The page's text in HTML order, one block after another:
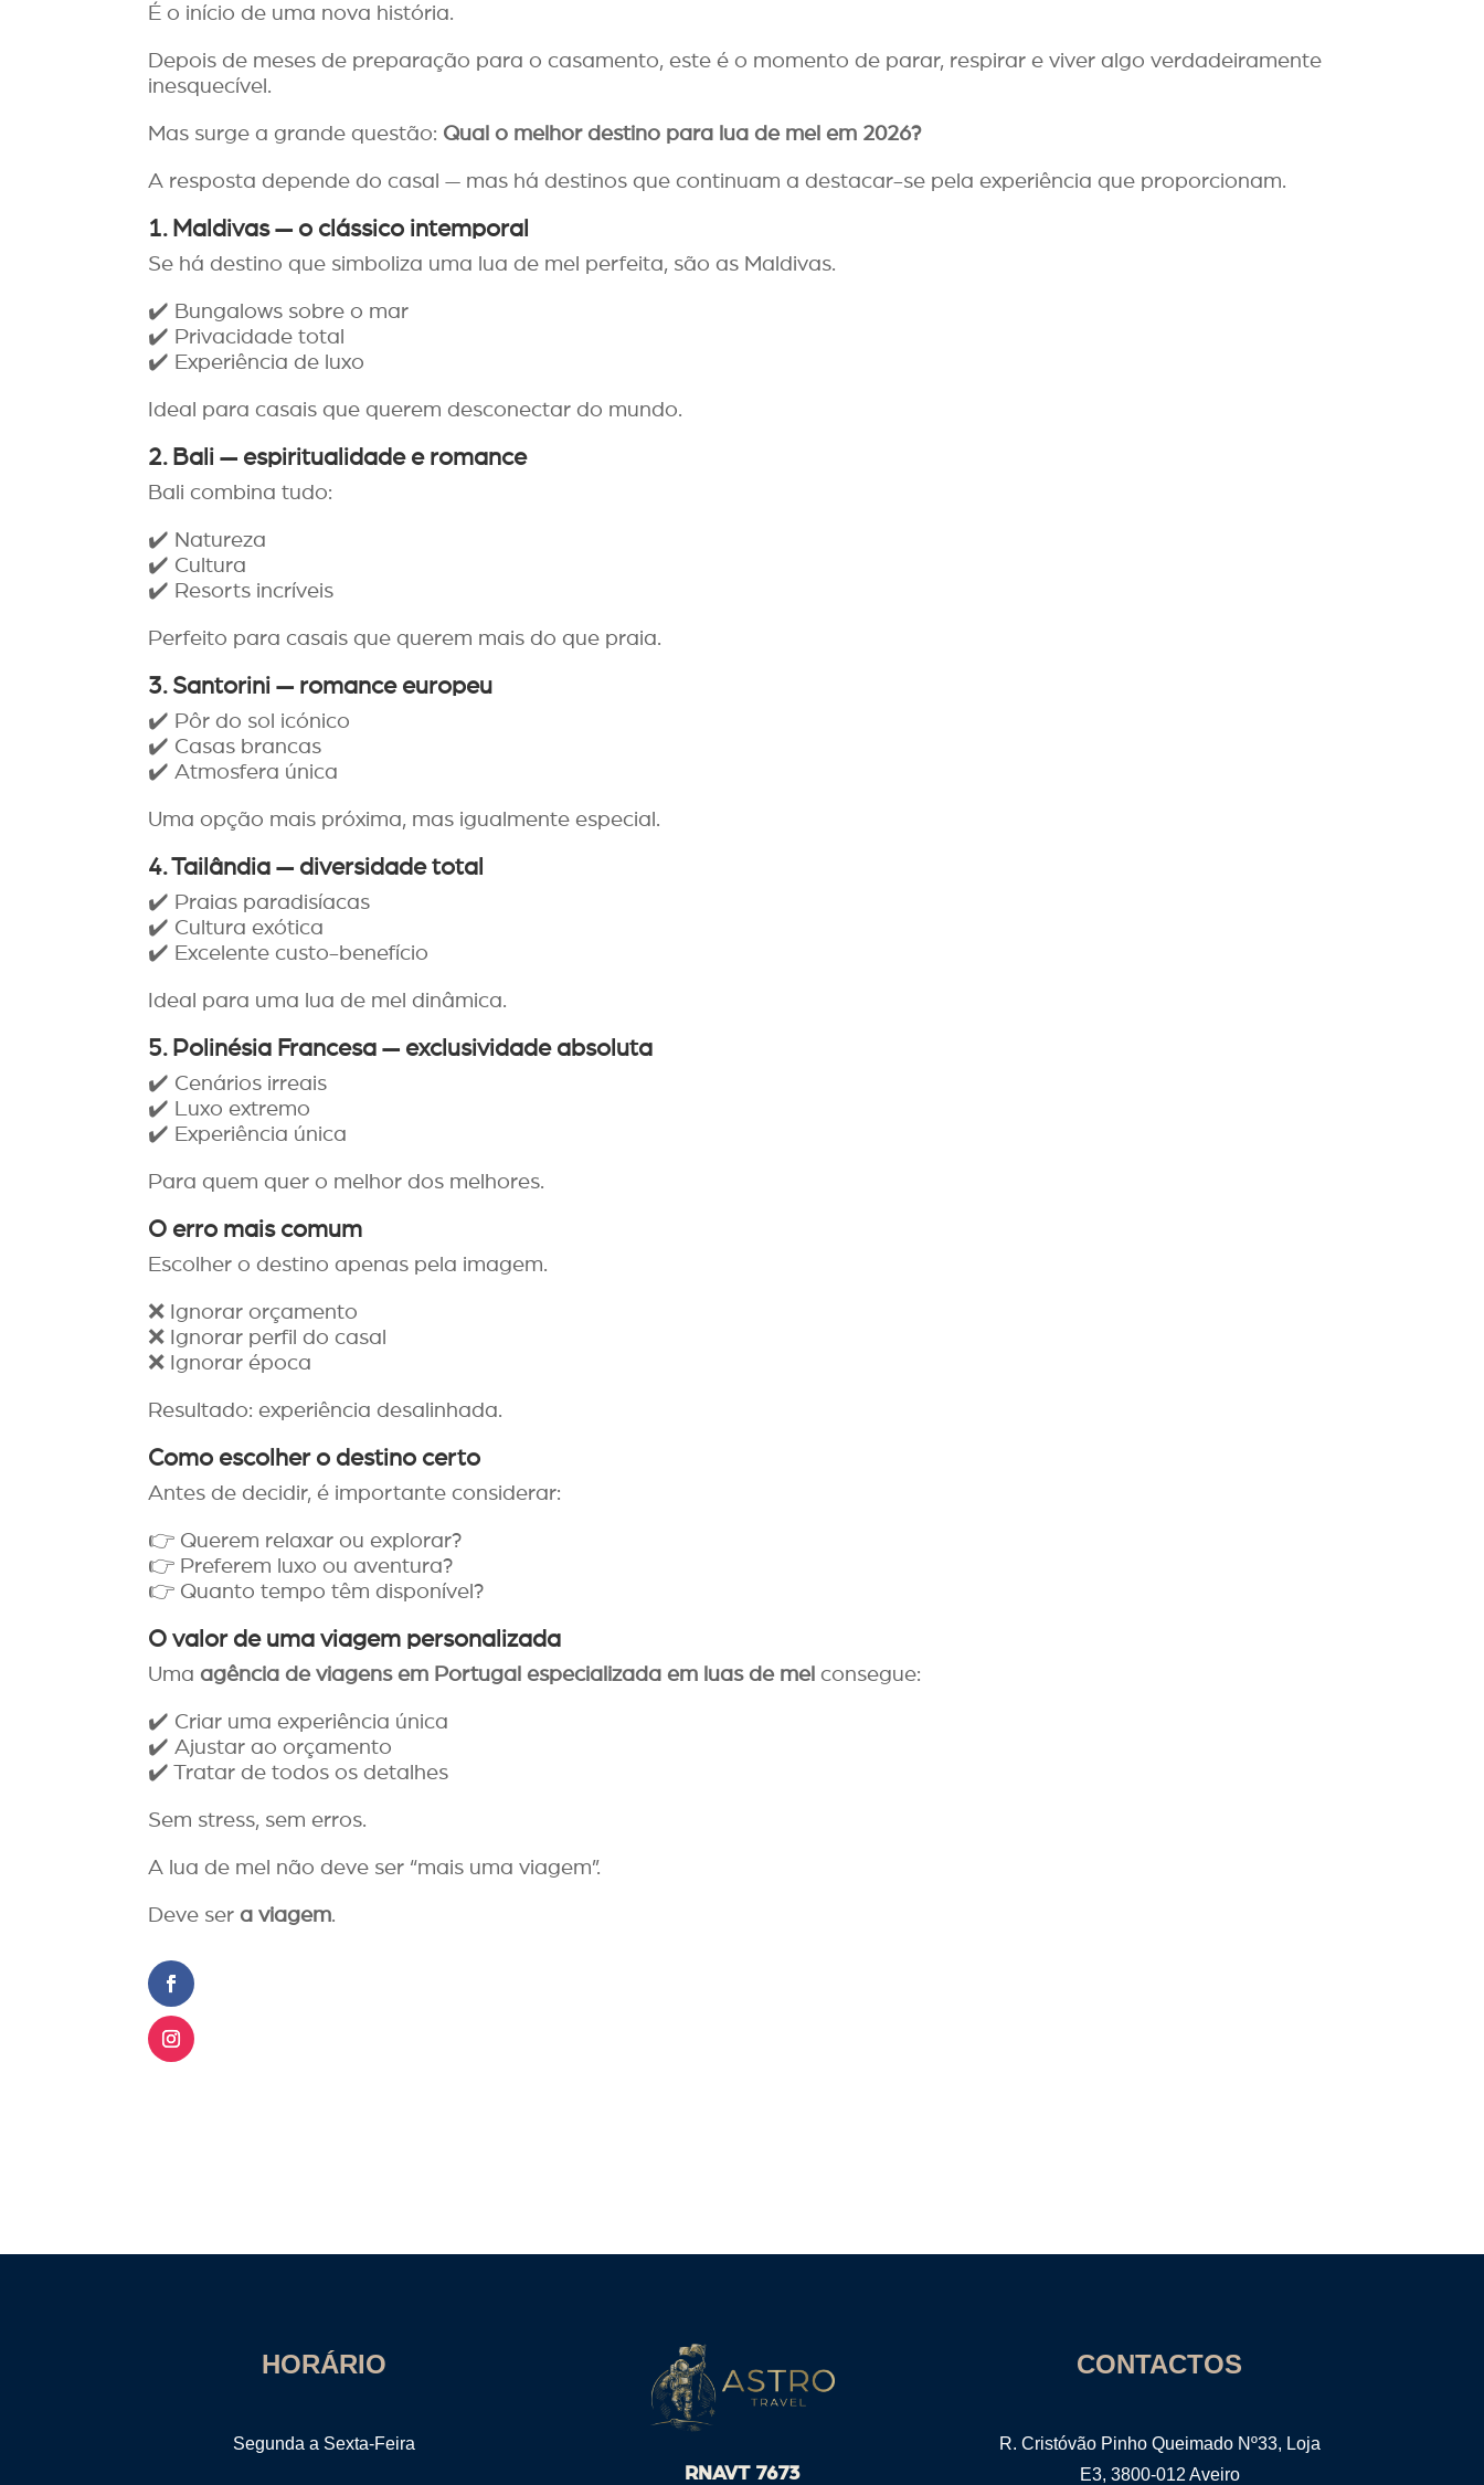
É o início de uma nova história.
Depois de meses de preparação para o casamento, este é o momento de parar, respirar e viver algo verdadeiramente
inesquecível.
Mas surge a grande questão: Qual o melhor destino para lua de mel em 2026?
A resposta depende do casal — mas há destinos que continuam a destacar-se pela experiência que proporcionam.
1. Maldivas — o clássico intemporal
Se há destino que simboliza uma lua de mel perfeita, são as Maldivas.
✔️ Bungalows sobre o mar
✔️ Privacidade total
✔️ Experiência de luxo
Ideal para casais que querem desconectar do mundo.
2. Bali — espiritualidade e romance
Bali combina tudo:
✔️ Natureza
✔️ Cultura
✔️ Resorts incríveis
Perfeito para casais que querem mais do que praia.
3. Santorini — romance europeu
✔️ Pôr do sol icónico
✔️ Casas brancas
✔️ Atmosfera única
Uma opção mais próxima, mas igualmente especial.
4.Tailândia — diversidade total
✔️ Praias paradisíacas
✔️ Cultura exótica
✔️ Excelente custo-benefício
Ideal para uma lua de mel dinâmica.
5. Polinésia Francesa — exclusividade absoluta
✔️ Cenários irreais
✔️ Luxo extremo
✔️ Experiência única
Para quem quer o melhor dos melhores.
O erro mais comum
Escolher o destino apenas pela imagem.
❌ Ignorar orçamento
❌ Ignorar perfil do casal
❌ Ignorar época
Resultado: experiência desalinhada.
Como escolher o destino certo
Antes de decidir, é importante considerar:
👉 Querem relaxar ou explorar?
👉 Preferem luxo ou aventura?
👉 Quanto tempo têm disponível?
O valor de uma viagem personalizada
Umaagência de viagens em Portugal especializada em luas de mel consegue:
✔️ Criar uma experiência única
✔️ Ajustar ao orçamento
✔️ Tratar de todos os detalhes
Sem stress, sem erros.
A lua de mel não deve ser “mais uma viagem”.
Deve sera viagem.
HORÁRIO
Segunda a Sexta-Feira
RNAVT 7673
CONTACTOS
R. Cristóvão Pinho Queimado Nº33, Loja
E3, 3800-012 Aveiro